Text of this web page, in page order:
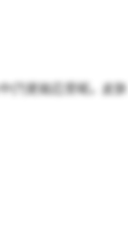
(?)更能忍受呢。皮肤